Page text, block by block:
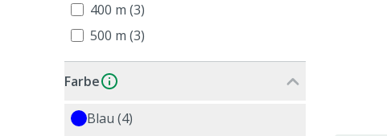
400 m (3)
500 m (3)
Farbe
Blau (4)